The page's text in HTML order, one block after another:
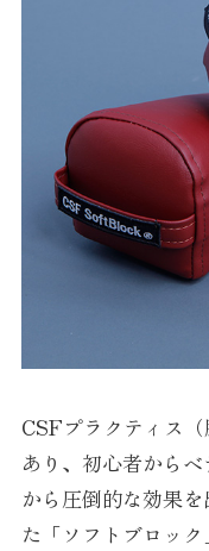
CSFプラクティス
あり、初心者から
から圧倒的な効果
た「ソフトブロック